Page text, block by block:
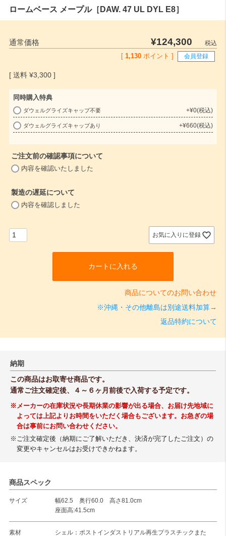
ロームベース メープル［DAW. 47 UL DYL E8］
通常価格 ¥124,300
税込
1,130 ポイント ] 会員登録
¥3,300
同時購入特典
必
)
ダウェルグライズキャップ不要 +¥0 税込
ダウェルグライズキャップあり +¥660 税込
ご注文前の確認事項について
内容を確認いたしました
製造の遅延について
(
内容を確認しました
お気に入りに登録
カートに入れる
商品についてのお問い合わせ
※沖縄・その他離島は別途送料加算→
返品特約について
納期
この商品はお取寄せ商品です。
通常ご注文確定後、４～６ヶ月前後で入荷する予定です。
※メーカーの在庫状況や長期休業の影響が出る場合、お届け先地域に
よっては上記よりお時間をいただく場合もございます。お急ぎの場
合は事前にお問い合わせください。
※ご注文確定後（納期にご了解いただき、決済が完了したご注文）の
変更やキャンセルはお受けできかねます。
商品スペック
サイズ
幅62.5 奥行60.0 高さ81.0cm
座面高:41.5cm
素材
シェル：ポストインダストリアル再生プラスチックまた